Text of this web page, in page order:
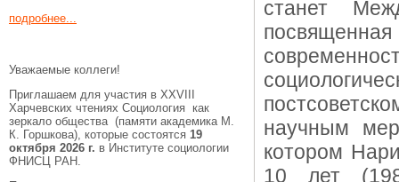
подробнее...
Уважаемые коллеги!
Приглашаем для участия в XXVIII
Харчевских чтениях Социология как
зеркало общества (памяти академика М.
К. Горшкова), которые состоятся 19
октября 2026 г. в Институте социологии
ФНИСЦ РАН.
станет
научным
котором
10 лет